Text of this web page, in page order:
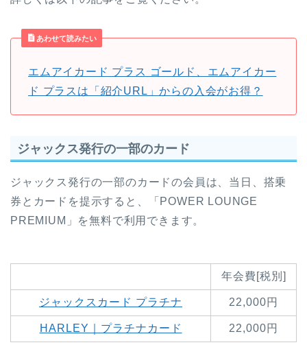
あわせて読みたい
エムアイカード プラス ゴールド、エムアイカー
ド プラスは「紹介URL」からの入会がお得？
ジャックス発行の一部のカード
ジャックス発行の一部のカードの会員は、当日、搭乗
券とカードを提示すると、「POWER LOUNGE
PREMIUM」を無料で利用できます。
年会費[税別]
ジャックスカード プラチナ 22,000円
HARLEY｜プラチナカード 22,000円